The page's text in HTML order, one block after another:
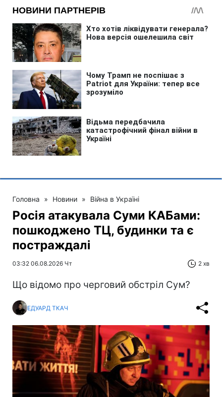
Головна » Новини » Війна в Україні
Росія атакувала Суми КАБами:
пошкоджено ТЦ, будинки та є
постраждалі
03:32 06.08.2026 Чт 2 хв
Що відомо про черговий обстріл Сум?
ЕДУАРД ТКАЧ